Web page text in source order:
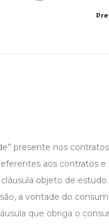
presente nos
aos contratos e
objeto de estudo
a vontade do
que obriga o